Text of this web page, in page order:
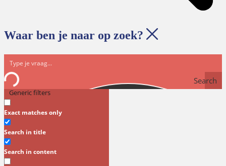
Waar ben je naar op zoek?
Search
Generic filters
Exact matches only
Search in title
Search in content